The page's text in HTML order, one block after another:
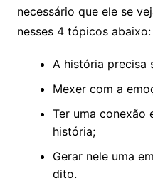
necessário que ele se
nesses 4 tópicos abaixo:
A história precisa
Mexer com a
Ter uma conexão
história;
Gerar nele uma
dito.